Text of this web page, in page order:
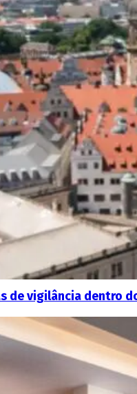
de vigilância dentro